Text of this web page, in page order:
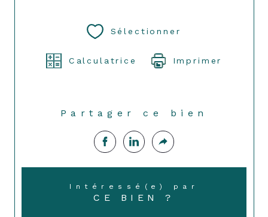
Sélectionner
Calculatrice Imprimer
Partager ce bien
Intéressé(e) par
CE BIEN ?